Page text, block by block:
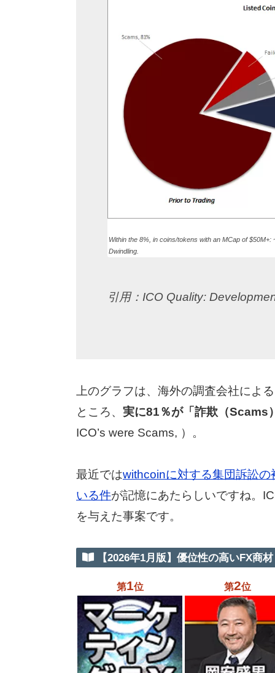
Within the 8%, in coins/tokens with an MCap of
Dwindling.
引用：ICO Quality:
上のグラフは、海外の調査会社によ
ところ、 実に81％が「詐欺（Scams
ICO’s were Scams, ）。
最近ではwithcoinに対する集団訴訟
いる件が記憶にあたらしいですね。
を与えた事案です。
【2026年1月版】優位性の高いFX商
第1位 第2位